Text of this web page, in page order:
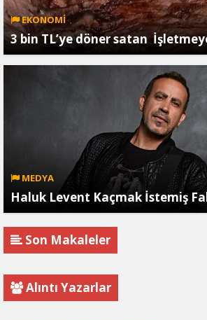
EKONOMİ
3 bin TL’ye döner satan
MEDYA
Haluk Levent Kaçmak İstemiş
Son Makaleler
Alıntı Yazarlar